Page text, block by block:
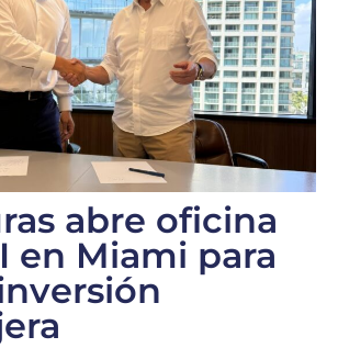
abre oficina
en Miami para